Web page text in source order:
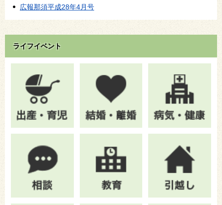
広報那須平成28年4月号
ライフイベント